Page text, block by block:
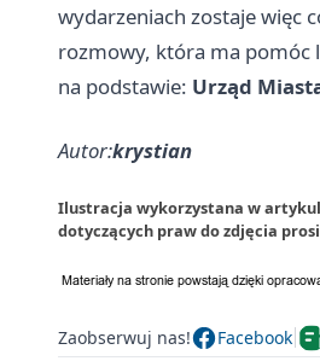
wydarzeniach zostaje więc
rozmowy, która ma pomóc
na podstawie: Urząd
Autor:krystian
Ilustracja wykorzystana w
dotyczących praw do zdjęcia
Zaobserwuj nas! Facebook